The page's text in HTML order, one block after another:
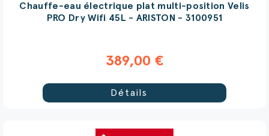
Chauffe-eau électrique plat multi-position Velis
PRO Dry Wifi 45L - ARISTON - 3100951
389,00 €
Détails